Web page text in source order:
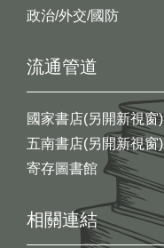
政治/外交/國防
流通管道
國家書店(另開新視窗)
五南書店(另開新視窗)
寄存圖書館
相關連結